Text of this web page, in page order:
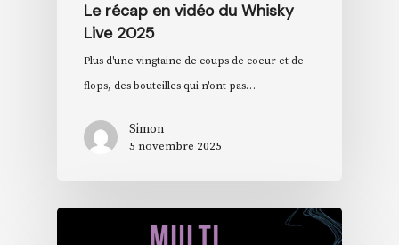
Le récap en vidéo du Whisky
Live 2025
Plus d'une vingtaine de coups de coeur et de
flops, des bouteilles qui n'ont pas…
Simon
5 novembre 2025